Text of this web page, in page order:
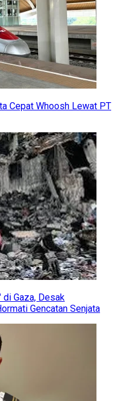
Cepat Whoosh Lewat PT
di Gaza, Desak
Gencatan Senjata